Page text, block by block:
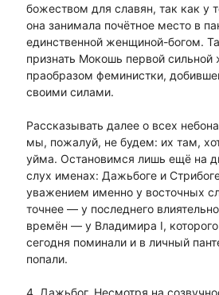
божеством для славян, так как у
она занимала почётное место в
единственной женщиной-богом.
признать Мокошь первой
праобразом феминистки,
своими силами.
Рассказывать далее о всех
мы, пожалуй, не будем: их там,
уйма. Остановимся лишь ещё на
слух именах: Дажьбоге и
уважением именно у восточных
точнее — у последнего
времён — у Владимира I,
сегодня поминали и в личный
попали.
4. Дажьбог. Несмотря на